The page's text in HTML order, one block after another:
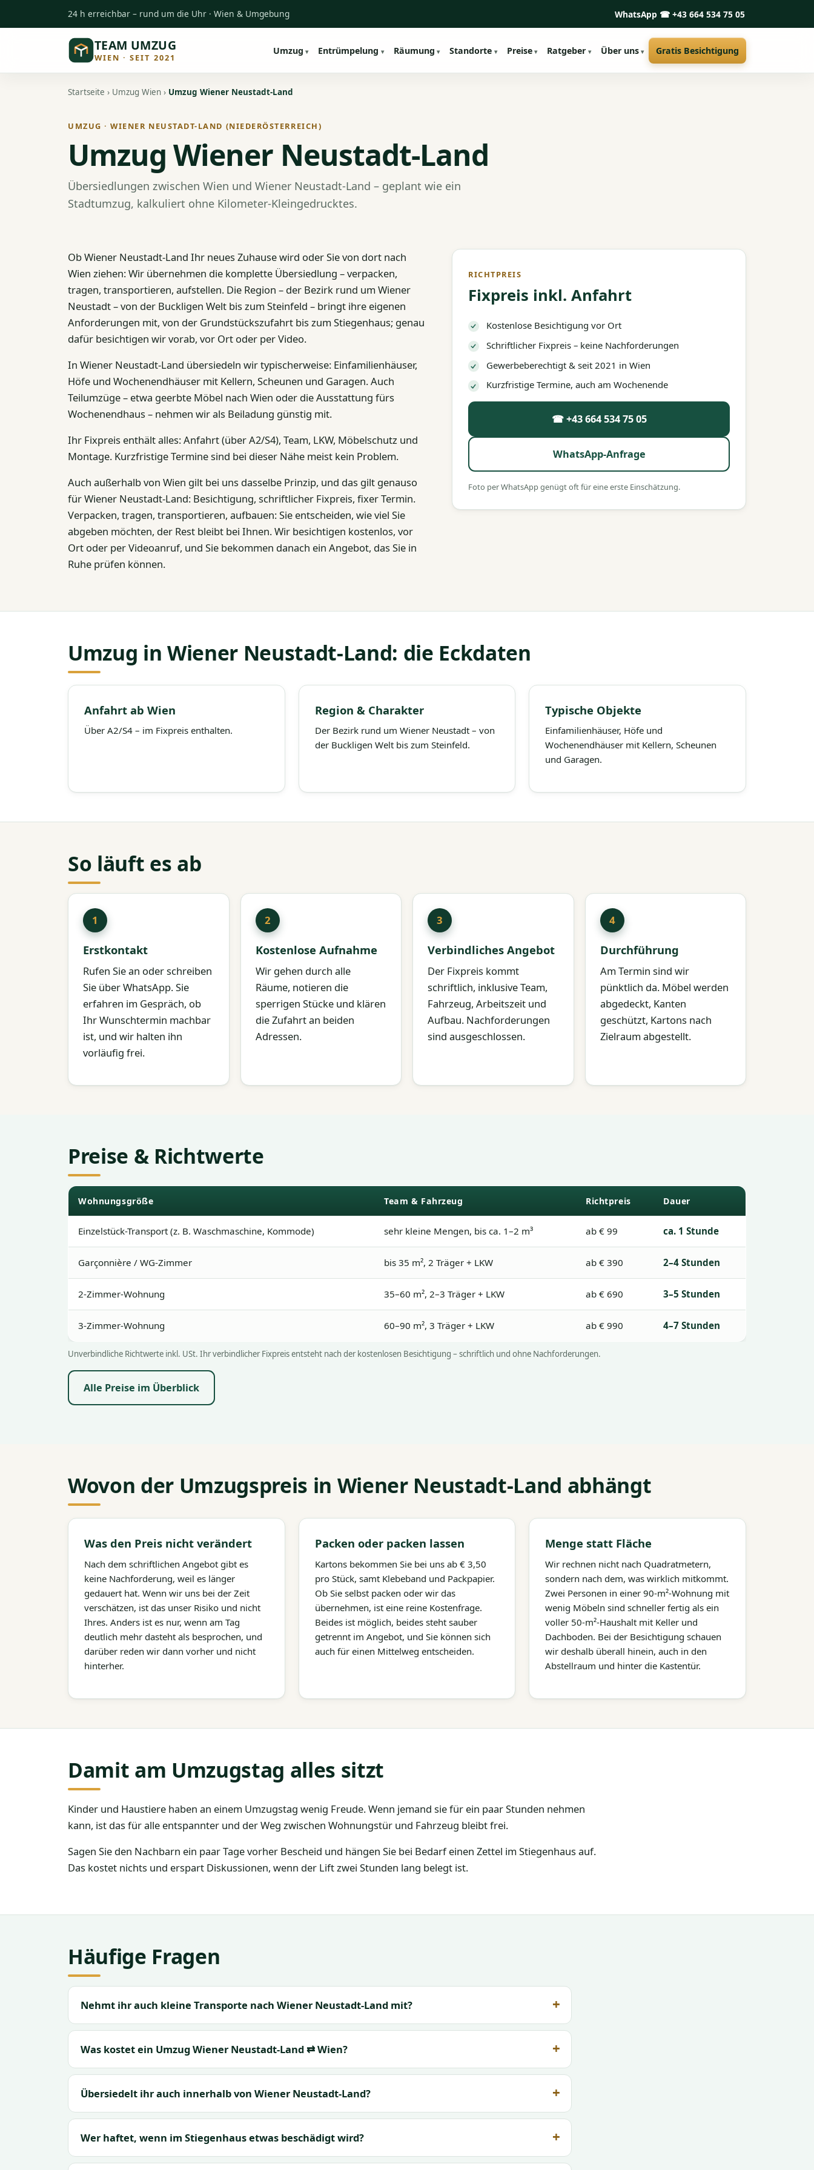
24 h erreichbar – rund um die Uhr · Wien & Umgebung WhatsApp ☎ +43 664 534 75 05
TEAM UMZUG
WIEN · SEIT 2021
Umzug Entrümpelung Räumung Standorte Preise Ratgeber Über uns Gratis Besichtigung
Startseite › Umzug Wien › Umzug Wiener Neustadt-Land
UMZUG · WIENER NEUSTADT-LAND (NIEDERÖSTERREICH)
Umzug Wiener Neustadt-Land
Übersiedlungen zwischen Wien und Wiener Neustadt-Land – geplant wie ein
Stadtumzug, kalkuliert ohne Kilometer-Kleingedrucktes.
Ob Wiener Neustadt-Land Ihr neues Zuhause wird oder Sie von dort nach
Wien ziehen: Wir übernehmen die komplette Übersiedlung – verpacken,
tragen, transportieren, aufstellen. Die Region – der Bezirk rund um Wiener
Neustadt – von der Buckligen Welt bis zum Steinfeld – bringt ihre eigenen
Anforderungen mit, von der Grundstückszufahrt bis zum Stiegenhaus; genau
dafür besichtigen wir vorab, vor Ort oder per Video.
In Wiener Neustadt-Land übersiedeln wir typischerweise: Einfamilienhäuser,
Höfe und Wochenendhäuser mit Kellern, Scheunen und Garagen. Auch
Teilumzüge – etwa geerbte Möbel nach Wien oder die Ausstattung fürs
Wochenendhaus – nehmen wir als Beiladung günstig mit.
Ihr Fixpreis enthält alles: Anfahrt (über A2/S4), Team, LKW, Möbelschutz und
Montage. Kurzfristige Termine sind bei dieser Nähe meist kein Problem.
Auch außerhalb von Wien gilt bei uns dasselbe Prinzip, und das gilt genauso
für Wiener Neustadt-Land: Besichtigung, schriftlicher Fixpreis, fixer Termin.
Verpacken, tragen, transportieren, aufbauen: Sie entscheiden, wie viel Sie
abgeben möchten, der Rest bleibt bei Ihnen. Wir besichtigen kostenlos, vor
Ort oder per Videoanruf, und Sie bekommen danach ein Angebot, das Sie in
Ruhe prüfen können.
RICHTPREIS
Fixpreis inkl. Anfahrt
Kostenlose Besichtigung vor Ort
Schriftlicher Fixpreis – keine Nachforderungen
Gewerbeberechtigt & seit 2021 in Wien
Kurzfristige Termine, auch am Wochenende
☎ +43 664 534 75 05
WhatsApp-Anfrage
Foto per WhatsApp genügt oft für eine erste Einschätzung.
Umzug in Wiener Neustadt-Land: die Eckdaten
Anfahrt ab Wien
Über A2/S4 – im Fixpreis enthalten.
Region & Charakter
Der Bezirk rund um Wiener Neustadt – von
der Buckligen Welt bis zum Steinfeld.
Typische Objekte
Einfamilienhäuser, Höfe und
Wochenendhäuser mit Kellern, Scheunen
und Garagen.
So läuft es ab
Erstkontakt
Rufen Sie an oder schreiben
Sie über WhatsApp. Sie
erfahren im Gespräch, ob
Ihr Wunschtermin machbar
ist, und wir halten ihn
vorläufig frei.
Kostenlose Aufnahme
Wir gehen durch alle
Räume, notieren die
sperrigen Stücke und klären
die Zufahrt an beiden
Adressen.
Verbindliches Angebot
Der Fixpreis kommt
schriftlich, inklusive Team,
Fahrzeug, Arbeitszeit und
Aufbau. Nachforderungen
sind ausgeschlossen.
Durchführung
Am Termin sind wir
pünktlich da. Möbel werden
abgedeckt, Kanten
geschützt, Kartons nach
Zielraum abgestellt.
Preise & Richtwerte
Wohnungsgröße Team & Fahrzeug Richtpreis Dauer
Einzelstück-Transport (z. B. Waschmaschine, Kommode) sehr kleine Mengen, bis ca. 1–2 m³ ab € 99 ca. 1 Stunde
Garçonnière / WG-Zimmer bis 35 m², 2 Träger + LKW ab € 390 2–4 Stunden
2-Zimmer-Wohnung 35–60 m², 2–3 Träger + LKW ab € 690 3–5 Stunden
3-Zimmer-Wohnung 60–90 m², 3 Träger + LKW ab € 990 4–7 Stunden
Unverbindliche Richtwerte inkl. USt. Ihr verbindlicher Fixpreis entsteht nach der kostenlosen Besichtigung – schriftlich und ohne Nachforderungen.
Alle Preise im Überblick
Wovon der Umzugspreis in Wiener Neustadt-Land abhängt
Was den Preis nicht verändert
Nach dem schriftlichen Angebot gibt es
keine Nachforderung, weil es länger
gedauert hat. Wenn wir uns bei der Zeit
verschätzen, ist das unser Risiko und nicht
Ihres. Anders ist es nur, wenn am Tag
deutlich mehr dasteht als besprochen, und
darüber reden wir dann vorher und nicht
hinterher.
Packen oder packen lassen
Kartons bekommen Sie bei uns ab € 3,50
pro Stück, samt Klebeband und Packpapier.
Ob Sie selbst packen oder wir das
übernehmen, ist eine reine Kostenfrage.
Beides ist möglich, beides steht sauber
getrennt im Angebot, und Sie können sich
auch für einen Mittelweg entscheiden.
Menge statt Fläche
Wir rechnen nicht nach Quadratmetern,
sondern nach dem, was wirklich mitkommt.
Zwei Personen in einer 90-m²-Wohnung mit
wenig Möbeln sind schneller fertig als ein
voller 50-m²-Haushalt mit Keller und
Dachboden. Bei der Besichtigung schauen
wir deshalb überall hinein, auch in den
Abstellraum und hinter die Kastentür.
Damit am Umzugstag alles sitzt
Kinder und Haustiere haben an einem Umzugstag wenig Freude. Wenn jemand sie für ein paar Stunden nehmen
kann, ist das für alle entspannter und der Weg zwischen Wohnungstür und Fahrzeug bleibt frei.
Sagen Sie den Nachbarn ein paar Tage vorher Bescheid und hängen Sie bei Bedarf einen Zettel im Stiegenhaus auf.
Das kostet nichts und erspart Diskussionen, wenn der Lift zwei Stunden lang belegt ist.
Häufige Fragen
Nehmt ihr auch kleine Transporte nach Wiener Neustadt-Land mit?
Was kostet ein Umzug Wiener Neustadt-Land ⇄ Wien?
Übersiedelt ihr auch innerhalb von Wiener Neustadt-Land?
Wer haftet, wenn im Stiegenhaus etwas beschädigt wird?